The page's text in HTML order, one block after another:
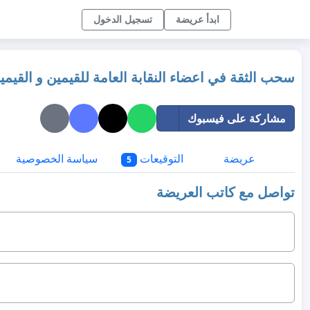
تسجيل الدخول ابدأ عريضة
سحب الثقة في اعضاء النقابة العامة للقيمين و
مشاركة على فيسبوك
عريضة التوقيعات 5 سياسة الخصوصية
تواصل مع كاتب العريضة